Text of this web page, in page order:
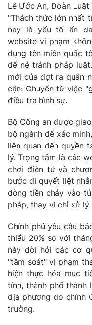
Thị trường 24h
VTV4
VTV9
Liên hệ tòa soạn
THỜI BÁO VTV
Theo dõi báo trên
Cơ quan chủ quản: Đài
Cơ quan báo chí: Thời
Giấy phép hoạt động
cấp ngày 29/12/2023
Tổng Biên tập: Vũ Thanh
Phó Tổng Biên tập:
Nguyễn Trọng Ninh
Tổng đài VTV:024.38
Ðiện thoại Thời báo VTV:
Lê Ước An, Đoàn
"Thách thức lớn nhất
nay là yếu tố ẩn
website vi phạm
dụng tên miền quốc
để né tránh pháp
mới của đợt ra quân
cận: Chuyển từ việc
điều tra hình sự.
Bộ Công an được
bộ ngành để xác
liên quan đến quyền
lý. Trọng tâm là các
chơi điện tử và
bước đi quyết liệt
dòng tiền chảy vào
pháp, thay vì chỉ xử lý
Chính phủ yêu cầu
thiểu 20% so với
này đòi hỏi các cơ
"tầm soát" vi phạm
hiện thực hóa mục
tỉnh, thành phố thành
địa phương do chính
trưởng.